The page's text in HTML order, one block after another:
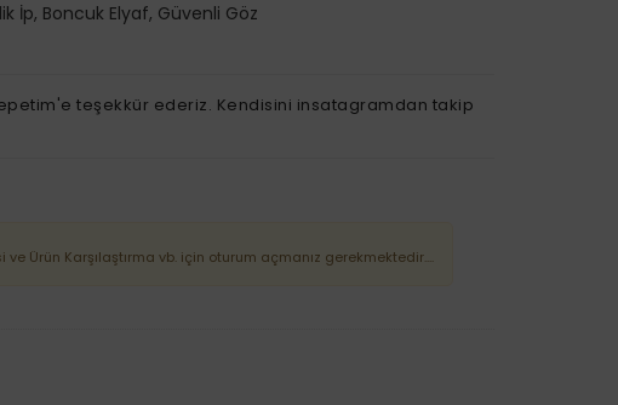
İp, Boncuk Elyaf, Güvenli Göz
teşekkür ederiz. Kendisini insatagramdan takip
ve Ürün Karşılaştırma vb. için oturum açmanız gerekmektedir....